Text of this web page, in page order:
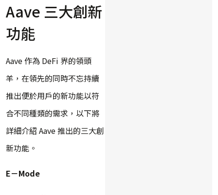
Aave 三大創新
功能
Aave 作為 DeFi 界的領頭
羊，在領先的同時不忘持續
推出便於用戶的新功能以符
合不同種類的需求，以下將
詳細介紹 Aave 推出的三大創
新功能。
E－Mode